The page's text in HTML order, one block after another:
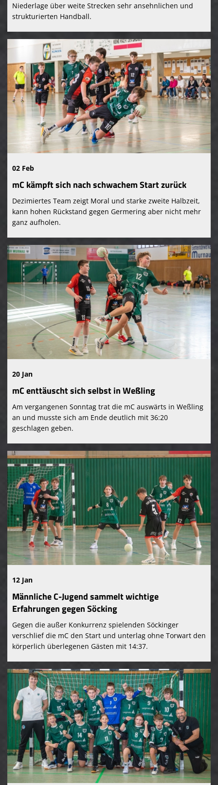
Niederlage über weite Strecken sehr ansehnlichen und
strukturierten Handball.
02 Feb
mC kämpft sich nach schwachem Start zurück
Dezimiertes Team zeigt Moral und starke zweite Halbzeit,
kann hohen Rückstand gegen Germering aber nicht mehr
ganz aufholen.
20 Jan
mC enttäuscht sich selbst in Weßling
Am vergangenen Sonntag trat die mC auswärts in Weßling
an und musste sich am Ende deutlich mit 36:20
geschlagen geben.
12 Jan
Männliche C-Jugend sammelt wichtige
Erfahrungen gegen Söcking
Gegen die außer Konkurrenz spielenden Söckinger
verschlief die mC den Start und unterlag ohne Torwart den
körperlich überlegenen Gästen mit 14:37.